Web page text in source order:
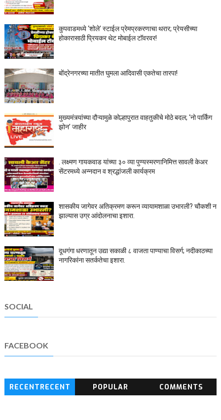
कुपवाडमध्ये ‘शोले’ स्टाईल प्रेमप्रकरणाचा थरार; प्रेयसीच्या
होकारासाठी प्रियकर थेट मोबाईल टॉवरवर!
बोंद्रेनगरच्या मातीत घुमला आदिवासी एकतेचा तारपा!
मुख्यमंत्र्यांच्या दौऱ्यामुळे कोल्हापुरात वाहतुकीचे मोठे बदल; ‘नो पार्किंग
झोन’ जाहीर
. लक्ष्मण गायकवाड यांच्या ३० व्या पुण्यस्मरणानिमित्त सावली केअर
सेंटरमध्ये अन्नदान व श्रद्धांजली कार्यक्रम
शासकीय जागेवर अतिक्रमण करून व्यायामशाळा उभारली? चौकशी न
झाल्यास उग्र आंदोलनाचा इशारा.
दूधगंगा धरणातून उद्या सकाळी ८ वाजता पाण्याचा विसर्ग; नदीकाठच्या
नागरिकांना सतर्कतेचा इशारा.
SOCIAL
FACEBOOK
RECENTRECENT
POPULAR COMMENTS